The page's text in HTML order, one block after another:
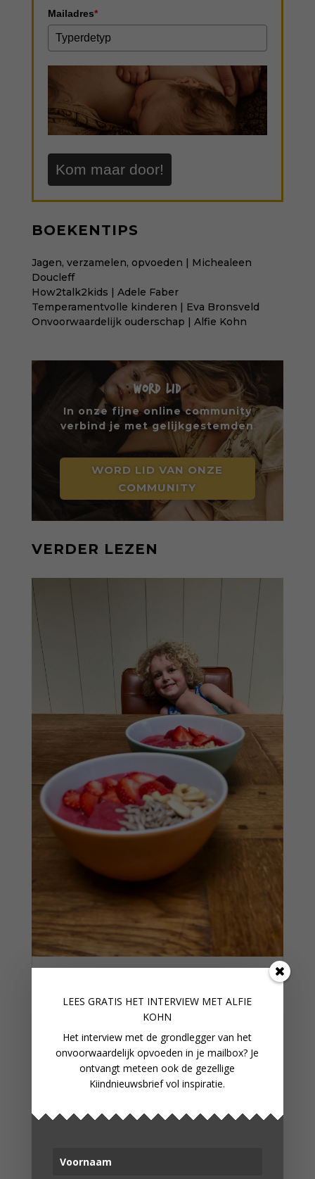
Mailadres*
Kom maar door!
BOEKENTIPS
Jagen, verzamelen, opvoeden | Michealeen
Doucleff
How2talk2kids | Adele Faber
Temperamentvolle kinderen | Eva Bronsveld
Onvoorwaardelijk ouderschap | Alfie Kohn
WORD LID
In onze fijne online community
verbind je met gelijkgestemden
WORD LID VAN ONZE
COMMUNITY
VERDER LEZEN
SMOOTHIEBOWL
LEES GRATIS HET INTERVIEW MET ALFIE
KOHN
Het interview met de grondlegger van het
onvoorwaardelijk opvoeden in je mailbox? Je
ontvangt meteen ook de gezellige
Kiindnieuwsbrief vol inspiratie.